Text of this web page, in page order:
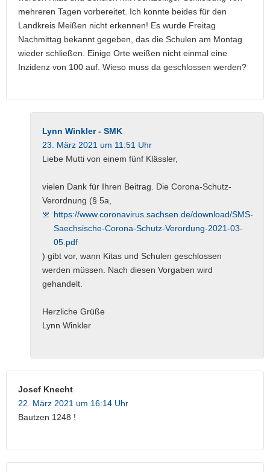
mehreren Tagen vorbereitet. Ich konnte beides für den
Landkreis Meißen nicht erkennen! Es wurde Freitag
Nachmittag bekannt gegeben, das die Schulen am Montag
wieder schließen. Einige Orte weißen nicht einmal eine
Inzidenz von 100 auf. Wieso muss da geschlossen werden?
Lynn Winkler - SMK
23. März 2021 um 11:51 Uhr
Liebe Mutti von einem fünf Klässler,
vielen Dank für Ihren Beitrag. Die Corona-Schutz-
Verordnung (§ 5a,
https://www.coronavirus.sachsen.de/download/SMS-
Saechsische-Corona-Schutz-Verordung-2021-03-
05.pdf
) gibt vor, wann Kitas und Schulen geschlossen
werden müssen. Nach diesen Vorgaben wird
gehandelt.
Herzliche Grüße
Lynn Winkler
Josef Knecht
22. März 2021 um 16:14 Uhr
Bautzen 1248 !